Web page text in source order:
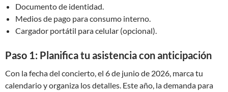
Documento de identidad.
Medios de pago para consumo interno.
Cargador portátil para celular (opcional).
Paso 1: Planifica tu asistencia con anticipación
Con la fecha del concierto, el 6 de junio de 2026, marca tu
calendario y organiza los detalles. Este año, la demanda para